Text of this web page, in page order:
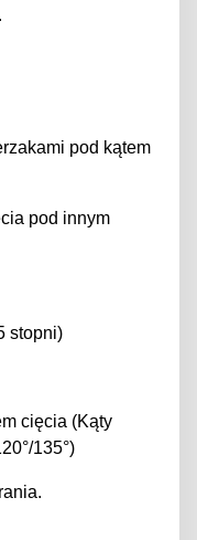
pod kątem
pod innym
stopni)
cięcia (Kąty
135°)